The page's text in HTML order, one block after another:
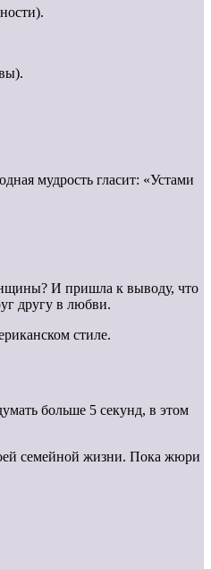
мудрость гласит: «Устами
И пришла к выводу, что
другу в любви.
стиле.
больше 5 секунд, в этом
семейной жизни. Пока жюри